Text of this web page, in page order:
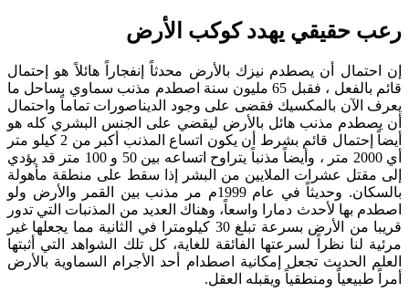
رعب حقيقي يهدد كوكب الأرض
إن احتمال أن يصطدم نيزك بالأرض محدثاً إنفجاراً هائلاً هو إحتمال
قائم بالفعل ، فقبل 65 مليون سنة اصطدم مذنب سماوي بساحل ما
يعرف الآن بالمكسيك فقضى على وجود الديناصورات تماماً واحتمال
أن يصطدم مذنب هائل بالأرض ليقضي على الجنس البشري كله هو
أيضاً إحتمال قائم بشرط أن يكون اتساع المذنب أكبر من 2 كيلو متر
أي 2000 متر ، وأيضاً مذنباً يتراوح اتساعه بين 50 و 100 متر قد يؤدي
إلى مقتل عشرات الملايين من البشر إذا سقط على منطقة مأهولة
بالسكان. وحديثاً في عام 1999م مر مذنب بين القمر والأرض ولو
اصطدم بها لأحدث دمارا واسعاً، وهناك العديد من المذنبات التي تدور
قريبا من الأرض بسرعة تبلغ 30 كيلومترا في الثانية مما يجعلها غير
مرئية لنا نظراً لسرعتها الفائقة للغاية، كل تلك الشواهد التي أثبتها
العلم الحديث تجعل إمكانية اصطدام أحد الأجرام السماوية بالأرض
أمراً طبيعياً ومنطقياً ويقبله العقل.